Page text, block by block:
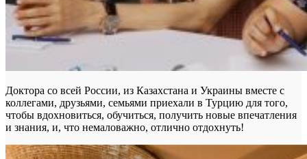
Доктора со всей России, из Казахстана и Украины вместе с
коллегами, друзьями, семьями приехали в Турцию для того,
чтобы вдохновиться, обучиться, получить новые впечатления
и знания, и, что немаловажно, отлично отдохнуть!